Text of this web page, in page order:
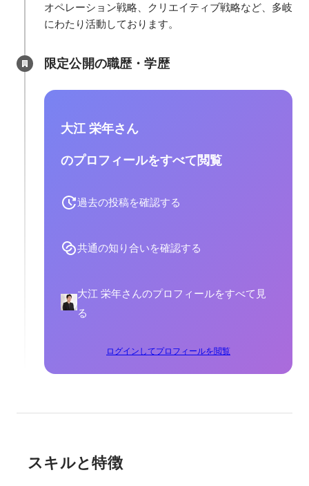
オペレーション戦略、クリエイティブ戦略など、多岐
にわたり活動しております。
限定公開の職歴・学歴
大江 栄年さん
のプロフィールをすべて閲覧
過去の投稿を確認する
共通の知り合いを確認する
大江 栄年さんのプロフィールをすべて見
る
ログインしてプロフィールを閲覧
スキルと特徴